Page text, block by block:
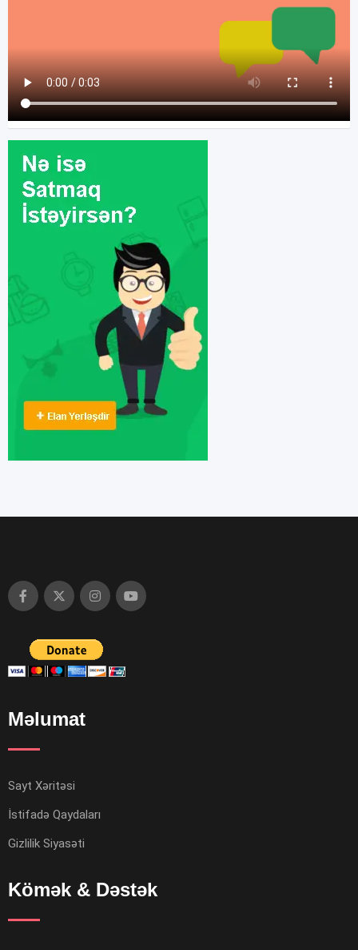
Məlumat
Sayt Xəritəsi
İstifadə Qaydaları
Gizlilik Siyasəti
Kömək & Dəstək